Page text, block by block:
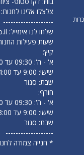
צלצלו אלינו לחנות:
--------------------
שלחו לנו אימייל:
שעות פעילות
קיץ:
א' - ה': 09:30 עד 18:00
שישי: 9:00 עד 14:00
שבת: סגור
חורף:
א' - ה': 09:30 עד 17:00
שישי: 9:00 עד 13:00
שבת: סגור
-------------------
* חנייה צמודה